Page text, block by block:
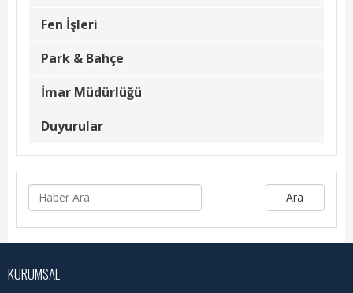
Telefon Rehberi
İlçemiz
Cizre Tarihi
Muhtarlıklar
Nöbetçi Eczaneler
Turizm Rehberi
Kadın Politikalar
Fen İşleri
Park & Bahçe
İmar Müdürlüğü
Duyurular
Ara
KURUMSAL